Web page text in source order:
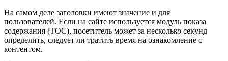
На самом деле заголовки имеют значение и для
пользователей. Если на сайте используется модуль показа
содержания (TOC), посетитель может за несколько секунд
определить, следует ли тратить время на ознакомление с
контентом.